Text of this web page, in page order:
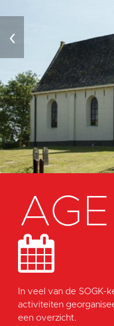
‹
In veel van de SOGK-
activiteiten
een overzicht.